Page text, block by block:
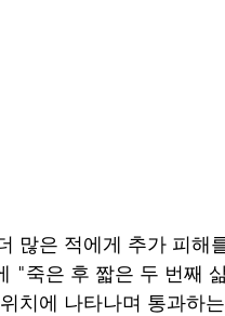
많은 적에게 추가 피해
"죽은 후 짧은 두 번째
치에 나타나며 통과하